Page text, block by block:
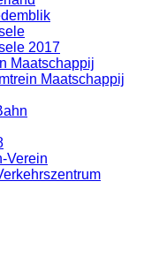
2017
Maatschappij
Maatschappij
Verein